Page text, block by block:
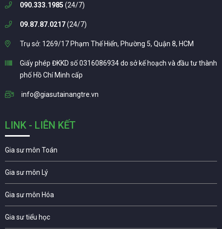
090.333.1985 (24/7)
09.87.87.0217(24/7)
Trụ sở: 1269/17 Phạm Thế Hiển, Phường 5, Quận 8, HCM
Giấy phép ĐKKD số 0316086934 do sở kế hoạch và đầu tư thành
phố Hồ Chí Minh cấp
info@giasutainangtre.vn
LINK - LIÊN KẾT
Gia sư môn Toán
Gia sư môn Lý
Gia sư môn Hóa
Gia sư tiểu học